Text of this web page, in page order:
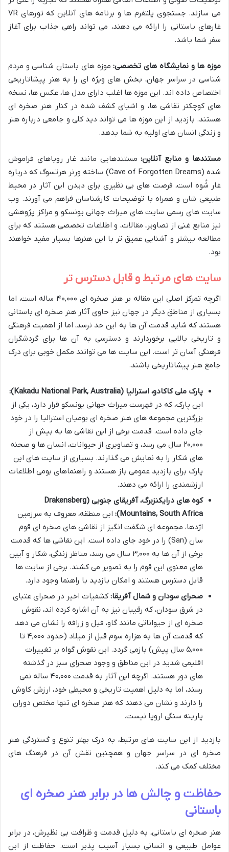
می سازند. جستجوی پلتفرم ها و برنامه های آنلاین که تورهای VR
غارهای باستانی را ارائه می دهند، می تواند راهی جذاب برای آغاز
سفر شما باشد.
موزه ها و نمایشگاه های تخصصی:موزه های باستان شناسی و مردم
شناسی در سراسر جهان، بخش های ویژه ای را به هنر پیشاتاریخی
اختصاص داده اند. این موزه ها اغلب دارای مدل ها، عکس ها، نسخه
های کوچکتر نقاشی ها، و اشیای کشف شده در کنار هنر صخره ای
هستند. بازدید از این موزه ها می تواند دید کلی و جامعی درباره هنر
و زندگی انسان های اولیه به شما بدهد.
مستندها و منابع آنلاین:مستندهایی مانند غار رویاهای فراموش
شده (Cave of Forgotten Dreams) ساخته ورنر هرتسوگ که درباره
غار شُوه است، فرصت های بی نظیری برای دیدن این آثار در محیط
طبیعی شان و همراه با توضیحات کارشناسان فراهم می آورند. وب
سایت های رسمی سایت های میراث جهانی یونسکو و مراکز پژوهشی
نیز منابع غنی از تصاویر، مقالات، و اطلاعات تخصصی هستند که برای
مطالعه بیشتر و آشنایی عمیق تر با این هنرها بسیار مفید خواهند
بود.
سایت های مرتبط و قابل دسترس تر
اگرچه تمرکز اصلی این مقاله بر هنر صخره ای ۴۰,۰۰۰ ساله است، اما
بسیاری از مناطق دیگر در جهان نیز حاوی آثار هنر صخره ای باستانی
هستند که شاید قدمت آن ها به این حد نرسد، اما از اهمیت فرهنگی
و تاریخی بالایی برخوردارند و دسترسی به آن ها برای گردشگران
فرهنگی آسان تر است. این سایت ها می توانند مکمل خوبی برای درک
جامع هنر پیشاتاریخی باشند.
پارک ملی کاکادو، استرالیا (Kakadu National Park, Australia):
این پارک، که در فهرست میراث جهانی یونسکو قرار دارد، یکی از
بزرگترین مجموعه های هنر صخره ای بومیان استرالیا را در خود
جای داده است. قدمت برخی از این نقاشی ها به بیش از
۲۰,۰۰۰ سال می رسد، و تصاویری از حیوانات، انسان ها و صحنه
های شکار را به نمایش می گذارند. بسیاری از سایت های این
پارک برای بازدید عمومی باز هستند و راهنماهای بومی اطلاعات
ارزشمندی را ارائه می دهند.
کوه های درایکنزبرگ، آفریقای جنوبی (Drakensberg
Mountains, South Africa):
این منطقه، معروف به سرزمین
اژدها، مجموعه ای شگفت انگیز از نقاشی های صخره ای قوم
سان (San) را در خود جای داده است. این نقاشی ها که قدمت
برخی از آن ها به ۳,۰۰۰ سال می رسد، مناظر زندگی، شکار و آیین
های معنوی این قوم را به تصویر می کشند. برخی از سایت ها
قابل دسترس هستند و امکان بازدید با راهنما وجود دارد.
صحرای سودان و شمال آفریقا: کشفیات اخیر در صحرای عتبای
در شرق سودان، که رقیبان نیز به آن اشاره کرده اند، نقوش
صخره ای از حیواناتی مانند گاو، فیل و زرافه را نشان می دهد
که قدمت آن ها به هزاره سوم قبل از میلاد (حدود ۴,۰۰۰ تا
۵,۰۰۰ سال پیش) بازمی گردد. این نقوش گواه بر تغییرات
اقلیمی شدید در این مناطق و وجود صحرای سبز در گذشته
های دور هستند. اگرچه این آثار به قدمت ۴۰,۰۰۰ ساله نمی
رسند، اما به دلیل اهمیت تاریخی و محیطی خود، ارزش کاوش
را دارند و نشان می دهند که هنر صخره ای تنها مختص دوران
پارینه سنگی اروپا نیست.
بازدید از این سایت های مرتبط، به درک بهتر تنوع و گستردگی هنر
صخره ای در سراسر جهان و همچنین نقش آن در فرهنگ های
مختلف کمک می کند.
حفاظت و چالش ها در برابر هنر صخره ای
باستانی
هنر صخره ای باستانی، به دلیل قدمت و ظرافت بی نظیرش، در برابر
عوامل طبیعی و انسانی بسیار آسیب پذیر است. حفاظت از این